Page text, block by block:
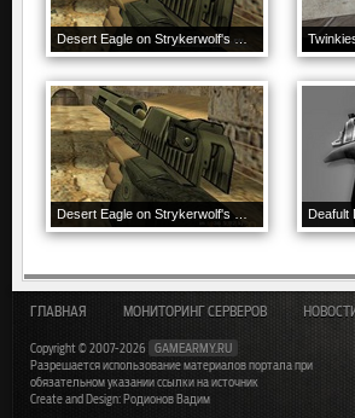
Desert Eagle on Strykerwolf's GO anims
Desert Eagle on Strykerwolf's GO anims
ГЛАВНАЯ МОНИТОРИНГ СЕРВЕРОВ НОВОСТИ
Copyright © 2007-2026
GAMEARMY.RU
Разрешается использование материалов портала при
обязательном указании ссылки на источник
Create and Design: Родионов Вадим